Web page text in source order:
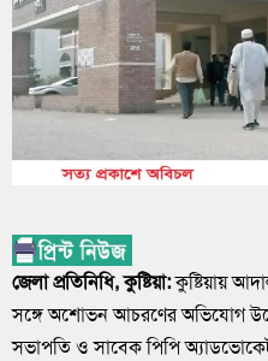
জেলা প্রতিনিধি, কুষ্টিয়া:কুষ্টিয়ায়
সঙ্গে অশোভন আচরণের অভিযোগ
সভাপতি ও সাবেক পিপি